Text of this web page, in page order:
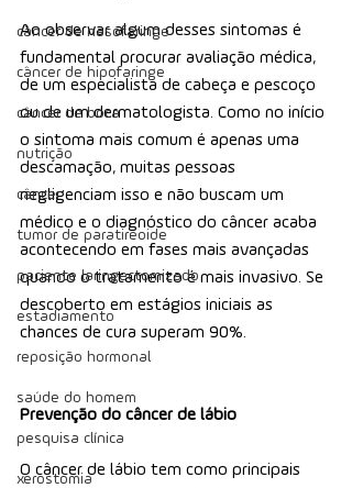
câncer de nasofaringe
câncer de hipofaringe
câncer de boca
nutrição
câncer
tumor de paratireoide
paciente laringectomizado
estadiamento
reposição hormonal
saúde do homem
pesquisa clínica
xerostomia
Ao observar algum desses sintomas é
fundamental procurar avaliação médica,
de um especialista de cabeça e pescoço
ou de um dermatologista. Como no início
o sintoma mais comum é apenas uma
descamação, muitas pessoas
negligenciam isso e não buscam um
médico e o diagnóstico do câncer acaba
acontecendo em fases mais avançadas
quando o tratamento é mais invasivo. Se
descoberto em estágios iniciais as
chances de cura superam 90%.
Prevenção do câncer de lábio
O câncer de lábio tem como principais